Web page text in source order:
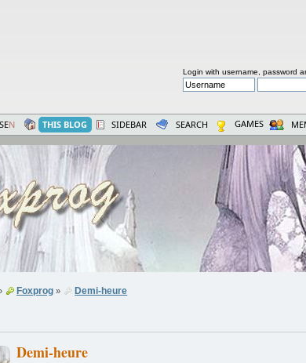
Login with username, password
N THIS BLOG SIDEBAR SEARCH GAMES
Foxprog» Demi-heure
Demi-heure